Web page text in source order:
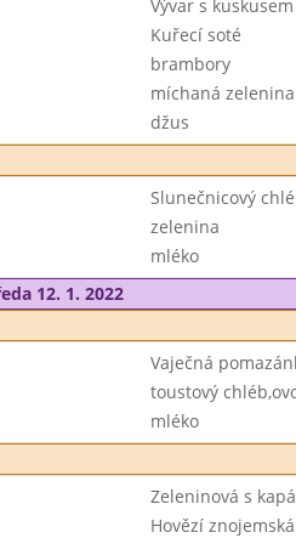
Vývar s kuskusem
Kuřecí soté
brambory
míchaná zelenina
džus
Slunečnicový
zelenina
mléko
12. 1. 2022
Vaječná
toustový
mléko
Zeleninová s
Hovězí znojemská